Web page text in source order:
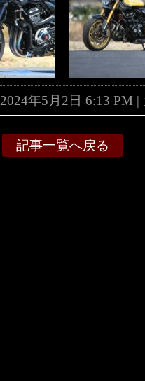
2024年5月2日 6:13 PM
記事一覧へ戻る